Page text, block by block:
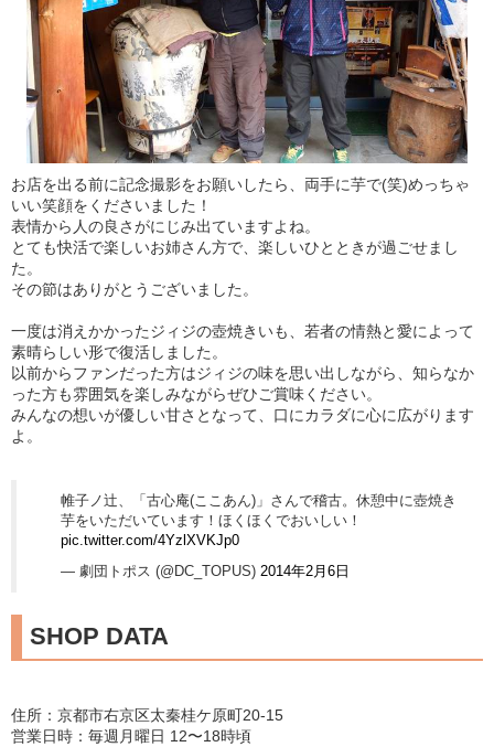
お店を出る前に記念撮影をお願いしたら、両手に芋で(笑)めっちゃ
いい笑顔をくださいました！
表情から人の良さがにじみ出ていますよね。
とても快活で楽しいお姉さん方で、楽しいひとときが過ごせまし
た。
その節はありがとうございました。
一度は消えかかったジィジの壺焼きいも、若者の情熱と愛によって
素晴らしい形で復活しました。
以前からファンだった方はジィジの味を思い出しながら、知らなか
った方も雰囲気を楽しみながらぜひご賞味ください。
みんなの想いが優しい甘さとなって、口にカラダに心に広がります
よ。
帷子ノ辻、「古心庵(ここあん)」さんで稽古。休憩中に壺焼き
芋をいただいています！ほくほくでおいしい！
pic.twitter.com/4YzlXVKJp0
— 劇団トポス (@DC_TOPUS) 2014年2月6日
SHOP DATA
住所：京都市右京区太秦桂ケ原町20-15
営業日時：毎週月曜日 12〜18時頃